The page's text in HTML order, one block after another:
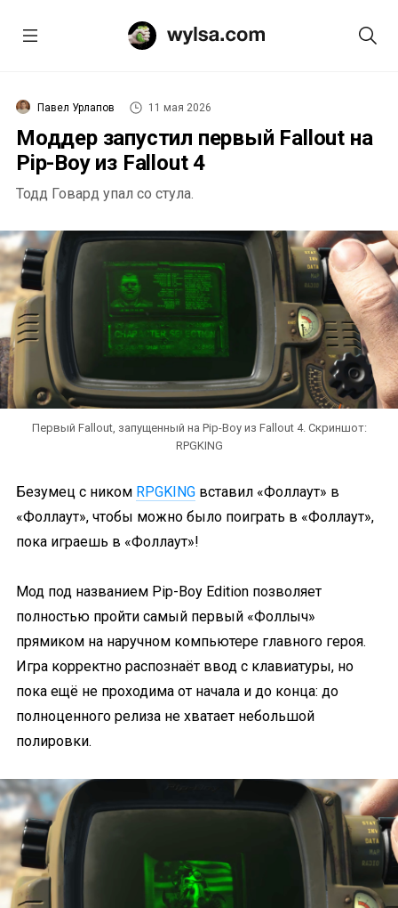
Павел Урлапов 11 мая 2026
Моддер запустил первый Fallout на
Pip-Boy из Fallout 4
Тодд Говард упал со стула.
Первый Fallout, запущенный на Pip-Boy из Fallout 4. Скриншот:
RPGKING
Безумец с ником RPGKING вставил «Фоллаут» в
«Фоллаут», чтобы можно было поиграть в «Фоллаут»,
пока играешь в «Фоллаут»!
Мод под названием Pip-Boy Edition позволяет
полностью пройти самый первый «Фоллыч»
прямиком на наручном компьютере главного героя.
Игра корректно распознаёт ввод с клавиатуры, но
пока ещё не проходима от начала и до конца: до
полноценного релиза не хватает небольшой
полировки.